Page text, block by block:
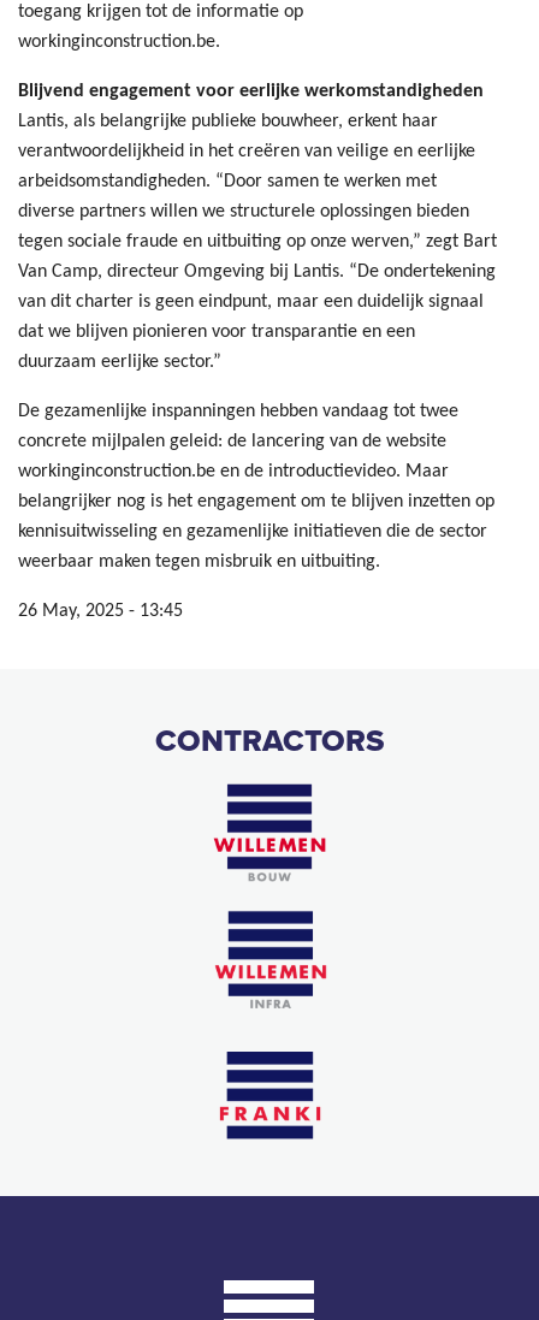
toegang krijgen tot de informatie op
workinginconstruction.be.
Blijvend engagement voor eerlijke werkomstandigheden
Lantis, als belangrijke publieke bouwheer, erkent haar
verantwoordelijkheid in het creëren van veilige en eerlijke
arbeidsomstandigheden. “Door samen te werken met
diverse partners willen we structurele oplossingen bieden
tegen sociale fraude en uitbuiting op onze werven,” zegt Bart
Van Camp, directeur Omgeving bij Lantis. “De ondertekening
van dit charter is geen eindpunt, maar een duidelijk signaal
dat we blijven pionieren voor transparantie en een
duurzaam eerlijke sector.”
De gezamenlijke inspanningen hebben vandaag tot twee
concrete mijlpalen geleid: de lancering van de website
workinginconstruction.be en de introductievideo. Maar
belangrijker nog is het engagement om te blijven inzetten op
kennisuitwisseling en gezamenlijke initiatieven die de sector
weerbaar maken tegen misbruik en uitbuiting.
26 May, 2025 - 13:45
CONTRACTORS